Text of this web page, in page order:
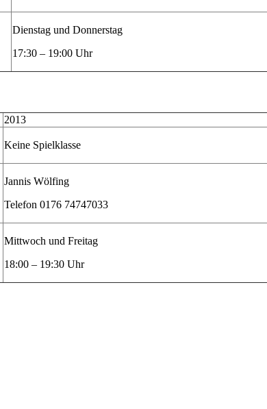
Dienstag und Donnerstag
17:30 – 19:00 Uhr
2013
Keine Spielklasse
Jannis Wölfing
Telefon 0176 74747033
Mittwoch und Freitag
18:00 – 19:30 Uhr